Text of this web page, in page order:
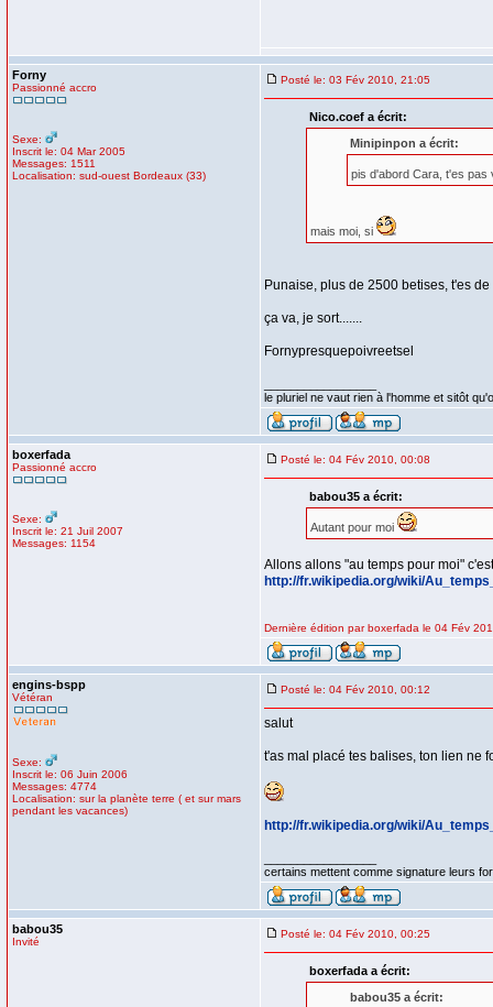
Forny
Passionné accro
Sexe:
Inscrit le: 04 Mar 2005
Messages: 1511
Localisation: sud-ouest Bordeaux (33)
Posté le: 03 Fév 2010, 21:05
Nico.coef a écrit:
Minipinpon a écrit:
pis d'abord Cara, t'es
mais moi, si
Punaise, plus de 2500 betises, t'es
ça va, je sort.......
Fornypresquepoivreetsel
le pluriel ne vaut rien à l'homme et sitôt
boxerfada
Passionné accro
Sexe:
Inscrit le: 21 Juil 2007
Messages: 1154
Posté le: 04 Fév 2010, 00:08
babou35 a écrit:
Autant pour moi
Allons allons "au temps pour moi"
http://fr.wikipedia.org/wiki/
Dernière édition par boxerfada le 04 Fév
engins-bspp
Vétéran
Sexe:
Inscrit le: 06 Juin 2006
Messages: 4774
Localisation: sur la planète terre ( et sur mars
pendant les vacances)
Posté le: 04 Fév 2010, 00:12
salut
t'as mal placé tes balises, ton lien ne
http://fr.wikipedia.org/wiki/
certains mettent comme signature leurs
babou35
Invité
Posté le: 04 Fév 2010, 00:25
boxerfada a écrit:
babou35 a écrit: